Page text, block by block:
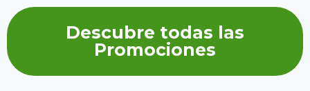
Descubre todas las
Promociones